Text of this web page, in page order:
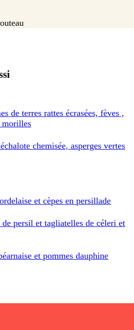
de terres rattes écrasées, fèves ,
morilles
chemisée, asperges vertes
et cèpes en persillade
persil et tagliatelles de céleri et
et pommes dauphine